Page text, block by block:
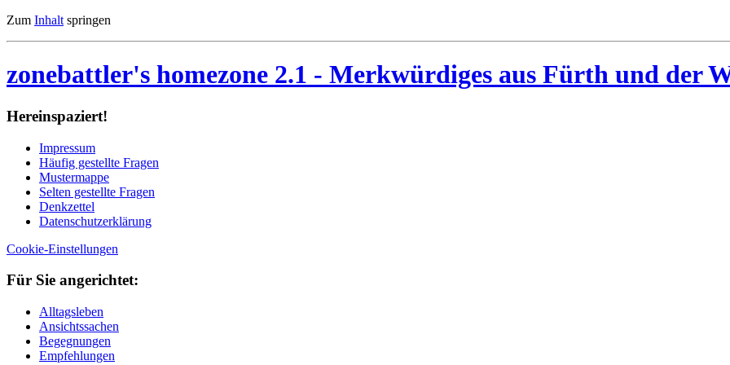
Zum Inhalt springen
zonebattler's homezone 2.1 - Merkwürdiges aus Fürth und der
Her­ein­spa­ziert!
Im­pres­sum
Häu­fig ge­stell­te Fra­gen
Mu­ster­map­pe
Sel­ten ge­stell­te Fra­gen
Denk­zet­tel
Da­ten­schutz­er­klä­rung
Cookie-Einstellungen
Für Sie an­ge­rich­tet:
Alltagsleben
Ansichtssachen
Begegnungen
Empfehlungen